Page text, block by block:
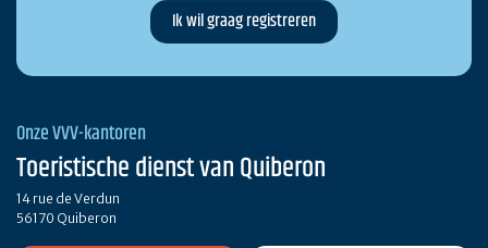
Onze VVV-kantoren
Toeristische dienst van Quiberon
14 rue de Verdun
56170 Quiberon